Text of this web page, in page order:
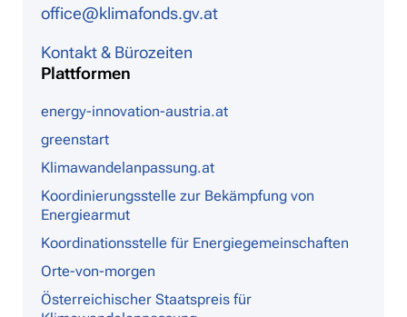
office@klimafonds.gv.at
Kontakt & Bürozeiten
Plattformen
energy-innovation-austria.at
greenstart
Klimawandelanpassung.at
Koordinierungsstelle zur Bekämpfung von
Energiearmut
Koordinationsstelle für Energiegemeinschaften
Orte-von-morgen
Österreichischer Staatspreis für